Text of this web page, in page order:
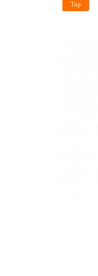
Top